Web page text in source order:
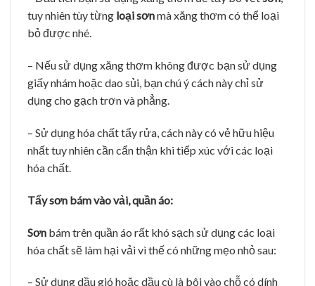
tuy nhiên tùy từng loại sơnmà xăng thơm có thể loại
bỏ được nhé.
– Nếu sử dụng xăng thơm không được bạn sử dụng
giấy nhám hoặc dao sủi, bạn chú ý cách này chỉ sử
dụng cho gạch trơn và phẳng.
– Sử dụng hóa chất tẩy rửa, cách này có vẻ hữu hiệu
nhất tuy nhiên cần cẩn thận khi tiếp xúc với các loại
hóa chất.
Tẩy sơn bám vào vải, quần áo:
Sơn bám trên quần áo rất khó sạch sử dụng các loại
hóa chất sẽ làm hại vải vì thế có những mẹo nhỏ sau:
– Sử dụng dầu gió hoặc dầu cù là bôi vào chỗ có dính